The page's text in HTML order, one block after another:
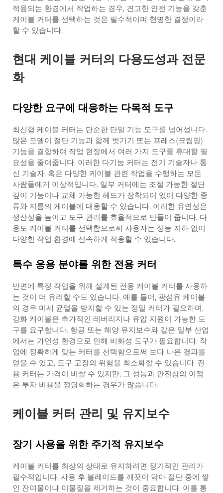
적용되는 환경에서 작업하는 경우, 견고한 안전 기능을 갖춘
케이블 커터를 선택하는 것은 필수적이며 현명한 결정이라
할 수 있습니다.
현대 케이블 커터의 다용도성과 전문
화
다양한 요구에 대응하는 다목적 도구
최신형 케이블 커터는 단순한 단일 기능 도구를 넘어섭니다.
많은 모델이 절단 기능과 함께 벗기기 또는 프레스(크림핑)
기능을 결합하여 작업 현장에서 여러 가지 도구를 휴대할 필
요성을 줄여줍니다. 이러한 다기능 커터는 전기 기술자나 통
신 기술자, 혹은 다양한 케이블 관련 작업을 수행하는 모든
사람들에게 이상적입니다. 일부 커터에는 조절 가능한 절단
깊이 기능이나 교체 가능한 헤드가 장착되어 있어 다양한 종
류와 지름의 케이블에 대응할 수 있습니다. 이러한 유연성은
생산성을 높이고 도구 관리를 효율적으로 만들어 줍니다. 다
용도 케이블 커터를 선택함으로써 사용자는 성능 저하 없이
다양한 작업 환경에 신속하게 적응할 수 있습니다.
특수 응용 분야를 위한 전용 커터
반면에 특정 작업을 위해 설계된 전용 케이블 커터를 사용하
는 것이 더 유리할 수도 있습니다. 예를 들어, 광섬유 케이블
의 경우 미세 균열을 방지할 수 있는 정밀 커터가 필요하며,
강화 케이블은 추가적인 레버리지나 유압 지원이 가능한 도
구를 요구합니다. 항공 또는 해양 유지보수와 같은 일부 산업
에서는 가연성 환경으로 인해 비화성 도구가 필요합니다. 작
업에 정확하게 맞는 커터를 선택함으로써 보다 나은 결과를
얻을 수 있고, 도구 고장의 위험을 최소화할 수 있습니다. 전
용 커터는 가격이 비쌀 수 있지만, 그 성능과 안전상의 이점
은 투자 비용을 정당화하는 경우가 많습니다.
케이블 커터 관리 및 유지보수
장기 사용을 위한 주기적 유지보수
케이블 커터를 최상의 상태로 유지하려면 정기적인 관리가
필수적입니다. 사용 후 블레이드를 깨끗이 닦아 절단 중에 쌓
인 잔여물이나 이물질을 제거하는 것이 중요합니다. 이를 통